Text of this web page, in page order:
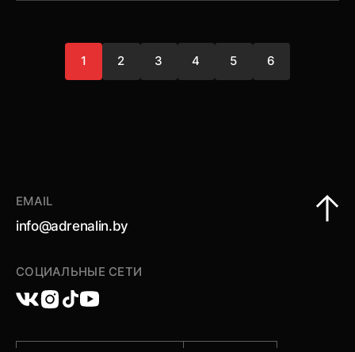
1 2 3 4 5 6
EMAIL
info@adrenalin.by
СОЦИАЛЬНЫЕ СЕТИ